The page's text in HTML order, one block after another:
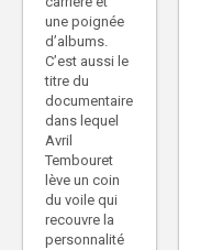
une poignée
d’albums.
C’est aussi le
titre du
documentaire
dans lequel
Avril
Tembouret
lève un coin
du voile qui
recouvre la
personnalité